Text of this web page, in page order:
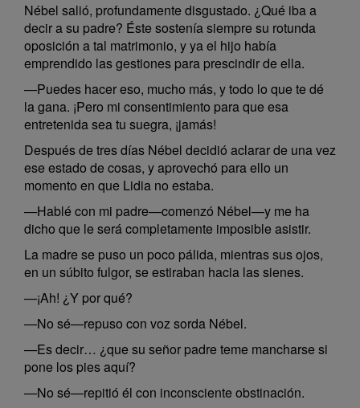
Nébel salió, profundamente disgustado. ¿Qué iba a
decir a su padre? Éste sostenía siempre su rotunda
oposición a tal matrimonio, y ya el hijo había
emprendido las gestiones para prescindir de ella.
—Puedes hacer eso, mucho más, y todo lo que te dé
la gana. ¡Pero mi consentimiento para que esa
entretenida sea tu suegra, ¡jamás!
Después de tres días Nébel decidió aclarar de una vez
ese estado de cosas, y aprovechó para ello un
momento en que Lidia no estaba.
—Hablé con mi padre—comenzó Nébel—y me ha
dicho que le será completamente imposible asistir.
La madre se puso un poco pálida, mientras sus ojos,
en un súbito fulgor, se estiraban hacia las sienes.
—¡Ah! ¿Y por qué?
—No sé—repuso con voz sorda Nébel.
—Es decir… ¿que su señor padre teme mancharse si
pone los pies aquí?
—No sé—repitió él con inconsciente obstinación.